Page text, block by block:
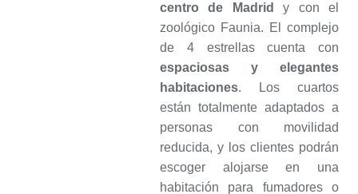
centro de Madrid
y con el
zoológico Faunia. El complejo
de 4 estrellas cuenta con
espaciosas y elegantes
habitaciones. Los cuartos
están totalmente adaptados a
personas con movilidad
reducida, y los clientes podrán
escoger alojarse en una
habitación para fumadores o